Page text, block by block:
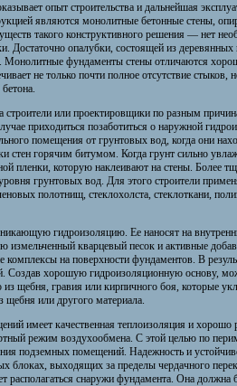
опыт строительства и дальнейшая
являются монолитные бетонные стены,
такого конструктивного решения — нет
Достаточно опалубки, состоящей из
Монолитные фундаменты стены отличаются
не только почти полное отсутствие
бетона.
строители или проектировщики по разным
приходиться позаботиться о наружной
помещения от грунтовых вод, когда они
стен горячим битумом. Когда грунт сильно
пленки, которую наклеивают на стены. Более
грунтовых вод. Для этого строители
полотнищ, стеклохолста, стеклоткани,
гидроизоляцию. Ее наносят на
измельченный кварцевый песок и активные
комплексы на поверхности фундаментов. В
Создав хорошую гидроизоляционную основу,
щебня, гравия или кирпичного боя, которые
щебня или другого материала.
имеет качественная теплоизоляция и
режим воздухообмена. С этой целью по
подземных помещений. Надежность и
блоках, выходящих за пределы чердачного
располагаться снаружи фундамента. Она